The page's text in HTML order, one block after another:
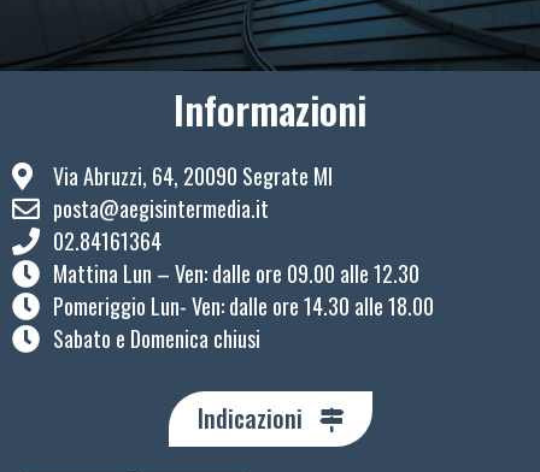
Informazioni
Via Abruzzi, 64, 20090 Segrate MI
posta@aegisintermedia.it
02.84161364
Mattina Lun – Ven: ​dalle ore 09.00 alle 12.30
Pomeriggio Lun- Ven: dalle ore 14.30 alle 18.00
Sabato e Domenica chiusi
Indicazioni